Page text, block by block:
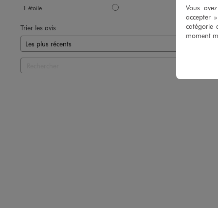
1 étoile 0
Trier les avis
Vous
accepter
catégorie
moment